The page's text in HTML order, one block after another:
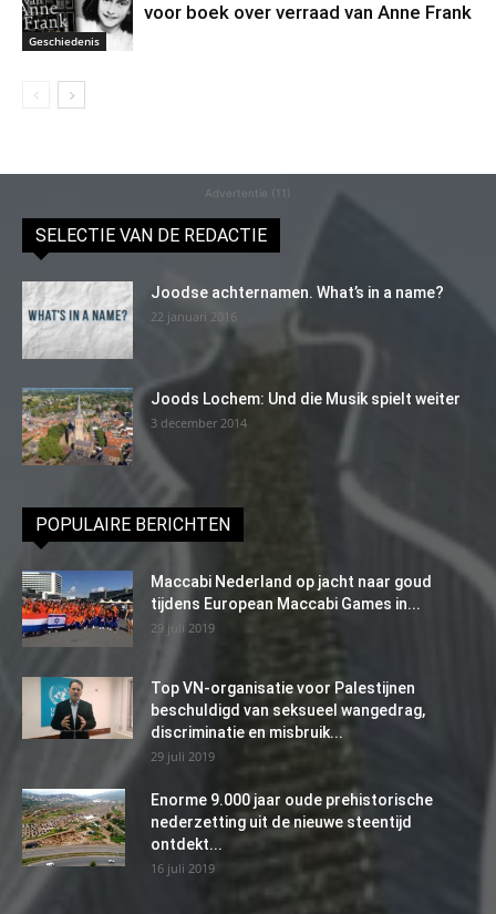
Geschiedenis
voor boek over verraad van Anne Frank
Advertentie (11)
SELECTIE VAN DE REDACTIE
Joodse achternamen. What’s in a name?
22 januari 2016
Joods Lochem: Und die Musik spielt weiter
3 december 2014
POPULAIRE BERICHTEN
Maccabi Nederland op jacht naar goud
tijdens European Maccabi Games in...
29 juli 2019
Top VN-organisatie voor Palestijnen
beschuldigd van seksueel wangedrag,
discriminatie en misbruik...
29 juli 2019
Enorme 9.000 jaar oude prehistorische
nederzetting uit de nieuwe steentijd
ontdekt...
16 juli 2019